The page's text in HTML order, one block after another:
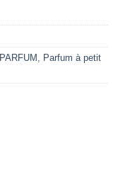
PARFUM
Parfum à petit